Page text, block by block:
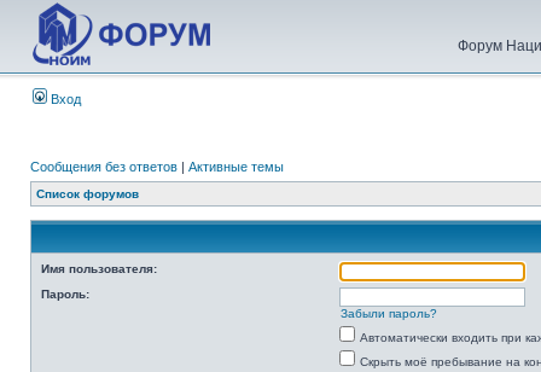
Форум
Вход
Сообщения без ответов | Активные темы
Список форумов
Имя пользователя:
Пароль:
Забыли пароль?
Автоматически входить при
Скрыть моё пребывание на